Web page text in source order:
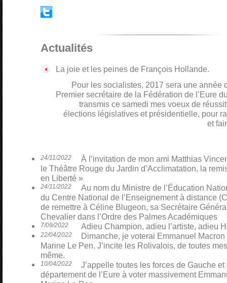
Actualités
La joie et les peines de François Hollande.
Pour les socialistes, 2017 sera une année
Premier secrétaire de la Fédération de l’Eure
transmis ce samedi mes voeux de
élections législatives et présidentielle, pour
et
24/11/2022
À l’invitation de mon ami Matthias
le Théâtre Rouge du Jardin d’Acclimatation, la
en Liberté »
24/11/2022
Au nom du Ministre de l’Éducation
du Centre National de l’Enseignement à distance
de remettre à Céline Blugeon, sa Secrétaire
Chevalier dans l’Ordre des Palmes Académiques
7/09/2022 Adieu Champion, adieu l’artiste, adieu
22/04/2022
Dimanche, je voterai Emmanuel
Marine Le Pen. J’incite les Rolivalois, de toutes
même.
10/04/2022
J’appelle toutes les forces de Gauche
département de l’Eure à voter massivement